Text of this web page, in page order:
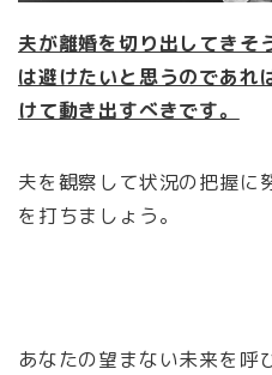
夫が離婚を切り出してきそ
は避けたいと思うのであれ
けて動き出すべきです。
夫を観察して状況の把握に
を打ちましょう。
あなたの望まない未来を呼